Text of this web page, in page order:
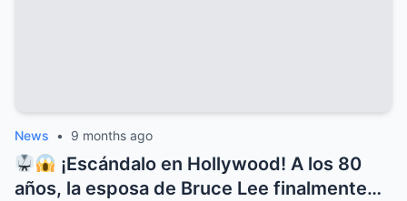
News • 9 months ago
¡Escándalo en Hollywood! A los 80
años, la esposa de Bruce Lee finalmente